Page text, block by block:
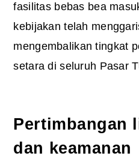
fasilitas bebas bea
kebijakan telah
mengembalikan tingkat
setara di seluruh Pasar
Pertimbangan
dan keamanan